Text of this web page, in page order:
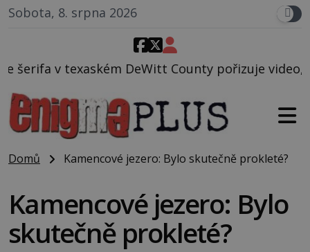
Sobota, 8. srpna 2026
County pořizuje video, na kterém před jeho
Domů Kamencové jezero: Bylo skutečně prokleté?
Kamencové jezero: Bylo
skutečně prokleté?